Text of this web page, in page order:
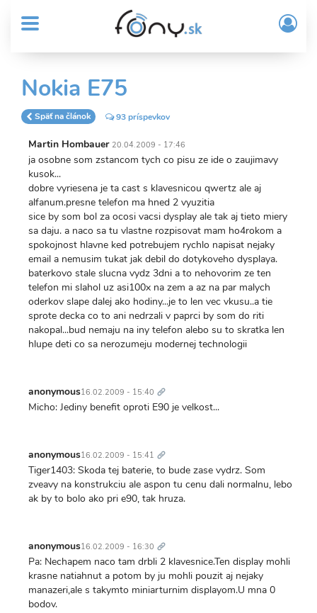
obsah
MENU
Sub
Header
menu
User
account
menu
/
Nokia E75
Späť na článok 93 príspevkov
Martin Hombauer 20.04.2009 - 17:46
ja osobne som zstancom tych co pisu ze ide o zaujimavy
kusok...
dobre vyriesena je ta cast s klavesnicou qwertz ale aj
alfanum.presne telefon ma hned 2 vyuzitia
sice by som bol za ocosi vacsi dysplay ale tak aj tieto miery
sa daju. a naco sa tu vlastne rozpisovat mam ho4rokom a
spokojnost hlavne ked potrebujem rychlo napisat nejaky
email a nemusim tukat jak debil do dotykoveho dysplaya.
baterkovo stale slucna vydz 3dni a to nehovorim ze ten
telefon mi slahol uz asi100x na zem a az na par malych
oderkov slape dalej ako hodiny...je to len vec vkusu..a tie
sprote decka co to ani nedrzali v paprci by som do riti
nakopal...bud nemaju na iny telefon alebo su to skratka len
hlupe deti co sa nerozumeju modernej technologii
anonymous16.02.2009 - 15:40 odkaz
Micho: Jediny benefit oproti E90 je velkost...
anonymous16.02.2009 - 15:41 odkaz
Tiger1403: Skoda tej baterie, to bude zase vydrz. Som
zveavy na konstrukciu ale aspon tu cenu dali normalnu, lebo
ak by to bolo ako pri e90, tak hruza.
anonymous16.02.2009 - 16:30 odkaz
Pa: Nechapem naco tam drbli 2 klavesnice.Ten display mohli
krasne natiahnut a potom by ju mohli pouzit aj nejaky
manazeri,ale s takymto miniarturnim displayom.U mna 0
bodov.